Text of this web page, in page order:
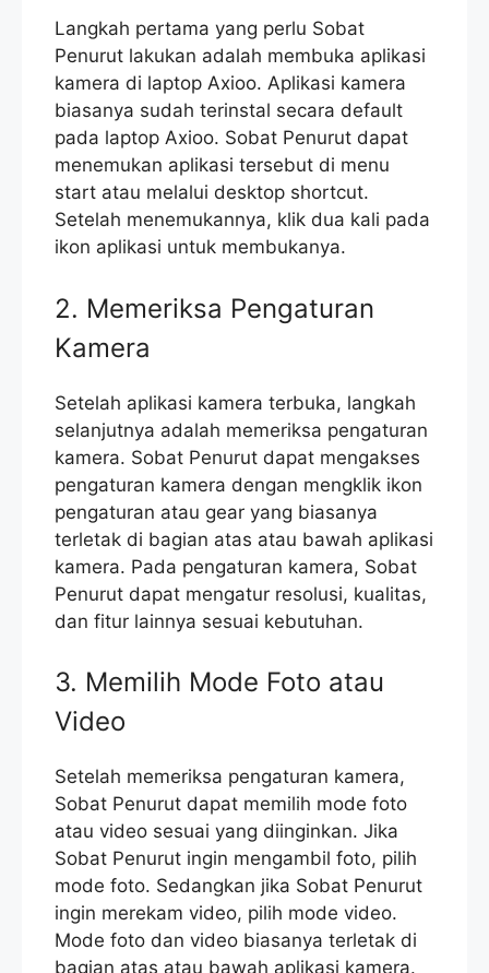
Langkah pertama yang perlu Sobat
Penurut lakukan adalah membuka aplikasi
kamera di laptop Axioo. Aplikasi kamera
biasanya sudah terinstal secara default
pada laptop Axioo. Sobat Penurut dapat
menemukan aplikasi tersebut di menu
start atau melalui desktop shortcut.
Setelah menemukannya, klik dua kali pada
ikon aplikasi untuk membukanya.
2. Memeriksa Pengaturan
Kamera
Setelah aplikasi kamera terbuka, langkah
selanjutnya adalah memeriksa pengaturan
kamera. Sobat Penurut dapat mengakses
pengaturan kamera dengan mengklik ikon
pengaturan atau gear yang biasanya
terletak di bagian atas atau bawah aplikasi
kamera. Pada pengaturan kamera, Sobat
Penurut dapat mengatur resolusi, kualitas,
dan fitur lainnya sesuai kebutuhan.
3. Memilih Mode Foto atau
Video
Setelah memeriksa pengaturan kamera,
Sobat Penurut dapat memilih mode foto
atau video sesuai yang diinginkan. Jika
Sobat Penurut ingin mengambil foto, pilih
mode foto. Sedangkan jika Sobat Penurut
ingin merekam video, pilih mode video.
Mode foto dan video biasanya terletak di
bagian atas atau bawah aplikasi kamera.